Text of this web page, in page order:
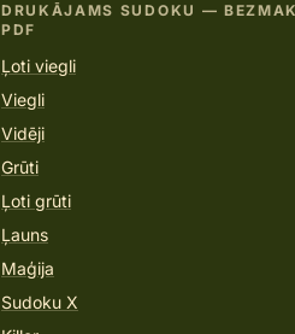
DRUKĀJAMS SUDOKU —
PDF
Ļoti viegli
Viegli
Vidēji
Grūti
Ļoti grūti
Ļauns
Maģija
Sudoku X